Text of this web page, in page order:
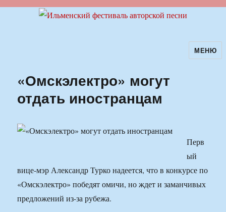
Ильменский фестиваль авторскойМЕНЮ
«Омскэлектро» могут
отдать иностранцам
Перв
ый
вице-мэр Александр Турко надеется, что в конкурсе по
«Омскэлектро» победят омичи, но ждет и заманчивых
предложений из-за рубежа.